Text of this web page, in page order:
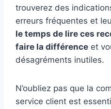
trouverez des
erreurs fréquentes et
le temps de lire ces
faire la différence et
désagréments inutiles.
N’oubliez pas que la
service client est